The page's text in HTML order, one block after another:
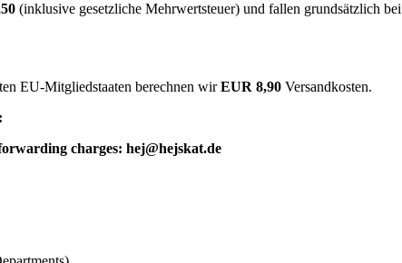
(inklusive gesetzliche Mehrwertsteuer) und fallen grundsätzlich
EU-Mitgliedstaaten berechnen wirEUR 8,90 Versandkosten.
charges: hej@hejskat.de